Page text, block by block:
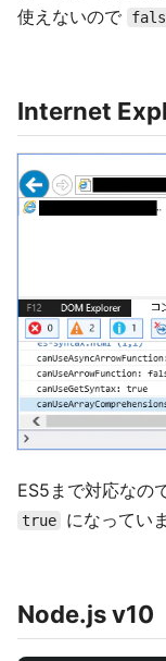
使えないので
Internet
ES5まで対応なの
true になってい
Node.js v10